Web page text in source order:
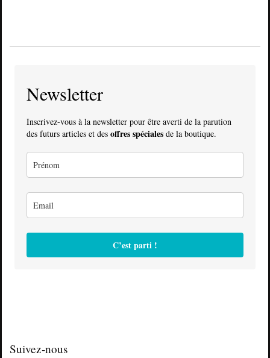
Newsletter
Inscrivez-vous à la newsletter pour être averti de la parution
des futurs articles et des offres spéciales de la boutique.
C’est parti !
Suivez-nous